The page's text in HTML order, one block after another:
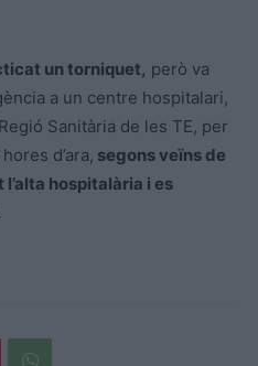
un torniquet, però va
a un centre hospitalari,
Sanitària de les TE, per
d’ara, segons veïns de
hospitalària i es